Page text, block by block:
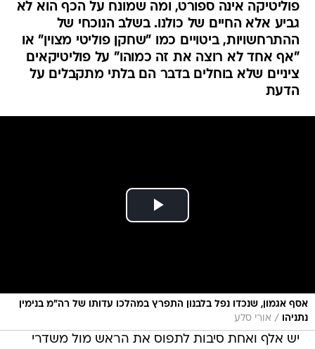
פוליטיקה אינה ספורט, ומה שמונח על הכף הוא לא
גביע אלא החיים של כולנו. בשלב הנוכחי של
ההתרחשויות, ביטויים כמו "שחקן פוליטי מצוין" או
"אף אחד לא רוצה את זה כמוהו" על פוליטיקאים
ציניים שלא בוחלים בדבר הם בלתי מתקבלים על
הדעת
אסף אגמון, שנכדו נפל בלבנון התפרץ במהלכו עדותו של רה"מ בנימין
נתניהו
/ אורי סלע
יש אלף ואחת סיבות לתפוס את הראש מול משדרי